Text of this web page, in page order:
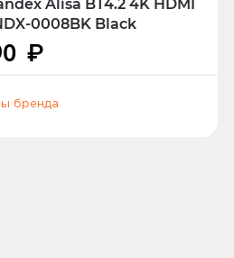
или
водительское
личность.
Alisa BT4.2 4K HDMI
0008BK Black
₽
бренда